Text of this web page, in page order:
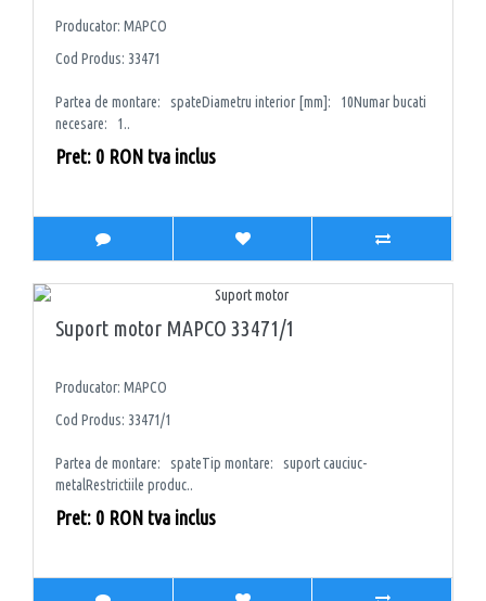
Producator: MAPCO
Cod Produs: 33471
Partea de montare: spateDiametru interior [mm]: 10Numar bucati
necesare: 1..
Pret: 0 RON tva inclus
Suport motor MAPCO 33471/1
Producator: MAPCO
Cod Produs: 33471/1
Partea de montare: spateTip montare: suport cauciuc-
metalRestrictiile produc..
Pret: 0 RON tva inclus